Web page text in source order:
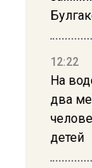
12:22
На
два
детей